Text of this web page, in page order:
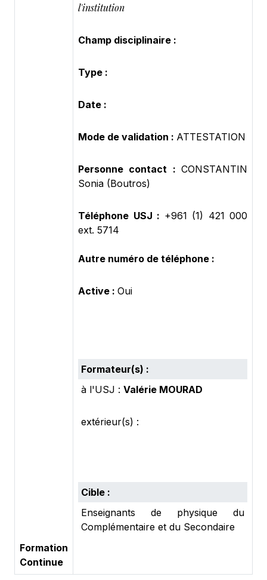
Formation
Continue
l'institution
Champ disciplinaire :
Type :
Date :
Mode de validation : ATTESTATION
Personne contact : CONSTANTIN
Sonia (Boutros)
Téléphone USJ : +961 (1) 421 000
ext. 5714
Autre numéro de téléphone :
Active : Oui
Formateur(s) :
à l'USJ : Valérie MOURAD
extérieur(s) :
Cible :
Enseignants de physique du
Complémentaire et du Secondaire